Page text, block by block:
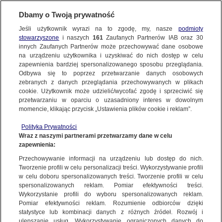
KONTAKT24|NAJNOWSZE
Zginęła pod tramwajem. Poślizgnęła się?
4 GRUDNIA 2012 9:01
KONTAKT24
Wyślij Materiał
WYŚLIJ MATERIAŁ
NAJNOWSZE
GORĄCE TEMATY
WIĘCEJ
KANAŁY
Dzień dobry!
Jedno konto do wszystkich usług
Dbamy o Twoją prywatność
Jeśli użytkownik wyrazi na to zgodę, my, nasze podmioty
stowarzyszone i naszych 161Zaufanych Partnerów IAB oraz 30
innych Zaufanych Partnerów może przechowywać dane osobowe
na urządzeniu użytkownika i uzyskiwać do nich dostęp w celu
zapewnienia bardziej spersonalizowanego sposobu przeglądania.
Odbywa się to poprzez przetwarzanie danych osobowych
zebranych z danych przeglądania przechowywanych w plikach
cookie. Użytkownik może udzielić/wycofać zgodę i sprzeciwić się
przetwarzaniu w oparciu o uzasadniony interes w dowolnym
momencie, klikając przycisk „Ustawienia plików cookie i reklam”.
Polityka Prywatności
Wraz z naszymi partnerami przetwarzamy dane w celu
zapewnienia:
Przechowywanie informacji na urządzeniu lub dostęp do nich.
Tworzenie profili w celu personalizacji treści. Wykorzystywanie profili
w celu doboru spersonalizowanych treści. Tworzenie profili w celu
spersonalizowanych reklam. Pomiar efektywności treści.
Wykorzystanie profili do wyboru spersonalizowanych reklam.
Pomiar efektywności reklam. Rozumienie odbiorców dzięki
statystyce lub kombinacji danych z różnych źródeł. Rozwój i